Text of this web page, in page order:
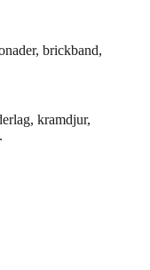
brickband,
kramdjur,